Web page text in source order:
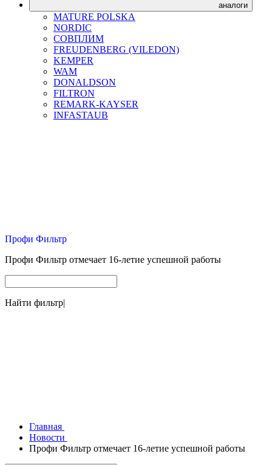
аналоги
MATURE POLSKA
NORDIC
СОВПЛИМ
FREUDENBERG (VILEDON)
KEMPER
WAM
DONALDSON
FILTRON
REMARK-KAYSER
INFASTAUB
Профи Фильтр
Профи Фильтр отмечает 16-летие успешной работы
Найти фильтр|
Главная
Новости
Профи Фильтр отмечает 16-летие успешной работы